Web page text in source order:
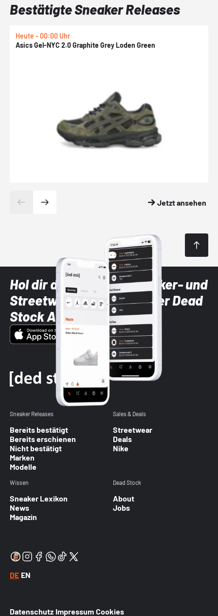
Bestätigte Sneaker Releases
Heute - 00:00 Uhr
Asics Gel-NYC 2.0 Graphite Grey Loden Green
Jetzt ansehen
Hol dir die neuesten Sneaker- und
Streetwear-Brands mit der Dead
Stock App
Sneaker Releases
Bereits bestätigt
Bereits erschienen
Nicht bestätigt
Marken
Modelle
Sales & Deals
Streetwear
Deals
Nike
Wissen
Sneaker Lexikon
News
Magazin
Dead Stock
About
Jobs
DE EN
Datenschutz Impressum Cookies